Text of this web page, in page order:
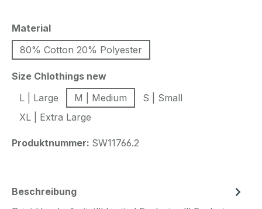
Materialauswählen
80% Cotton 20% Polyester
Size Chlothings newauswählen
L | Large
M | Medium
S | Small
XL | Extra Large
Produktnummer: SW11766.2
Beschreibung